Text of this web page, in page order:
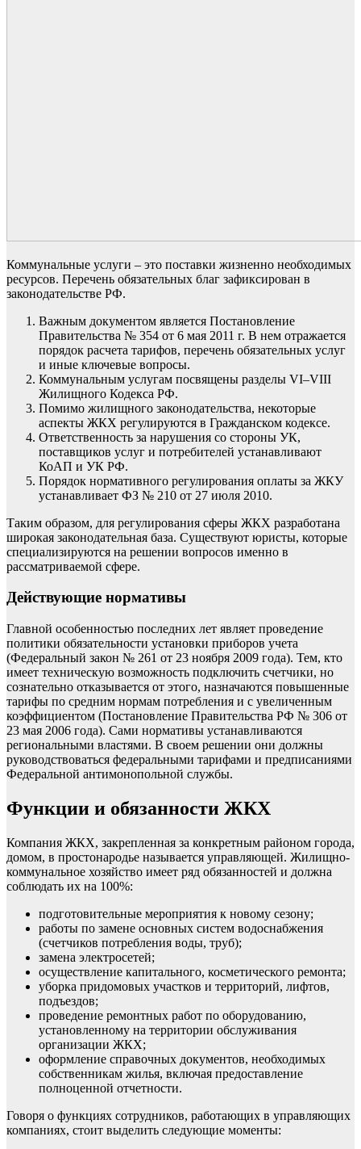
Коммунальные услуги – это поставки жизненно необходимых
ресурсов. Перечень обязательных благ зафиксирован в
законодательстве РФ.
Важным документом является Постановление
Правительства № 354 от 6 мая 2011 г. В нем отражается
порядок расчета тарифов, перечень обязательных услуг
и иные ключевые вопросы.
Коммунальным услугам посвящены разделы VI–VIII
Жилищного Кодекса РФ.
Помимо жилищного законодательства, некоторые
аспекты ЖКХ регулируются в Гражданском кодексе.
Ответственность за нарушения со стороны УК,
поставщиков услуг и потребителей устанавливают
КоАП и УК РФ.
Порядок нормативного регулирования оплаты за ЖКУ
устанавливает ФЗ № 210 от 27 июля 2010.
Таким образом, для регулирования сферы ЖКХ разработана
широкая законодательная база. Существуют юристы, которые
специализируются на решении вопросов именно в
рассматриваемой сфере.
Действующие нормативы
Главной особенностью последних лет являет проведение
политики обязательности установки приборов учета
(Федеральный закон № 261 от 23 ноября 2009 года). Тем, кто
имеет техническую возможность подключить счетчики, но
сознательно отказывается от этого, назначаются повышенные
тарифы по средним нормам потребления и с увеличенным
коэффициентом (Постановление Правительства РФ № 306 от
23 мая 2006 года). Сами нормативы устанавливаются
региональными властями. В своем решении они должны
руководствоваться федеральными тарифами и предписаниями
Федеральной антимонопольной службы.
Функции и обязанности ЖКХ
Компания ЖКХ, закрепленная за конкретным районом города,
домом, в простонародье называется управляющей. Жилищно-
коммунальное хозяйство имеет ряд обязанностей и должна
соблюдать их на 100%:
подготовительные мероприятия к новому сезону;
работы по замене основных систем водоснабжения
(счетчиков потребления воды, труб);
замена электросетей;
осуществление капитального, косметического ремонта;
уборка придомовых участков и территорий, лифтов,
подъездов;
проведение ремонтных работ по оборудованию,
установленному на территории обслуживания
организации ЖКХ;
оформление справочных документов, необходимых
собственникам жилья, включая предоставление
полноценной отчетности.
Говоря о функциях сотрудников, работающих в управляющих
компаниях, стоит выделить следующие моменты: